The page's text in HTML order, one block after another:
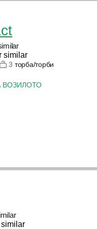
3 торба/торби
ВОЗИЛОТО